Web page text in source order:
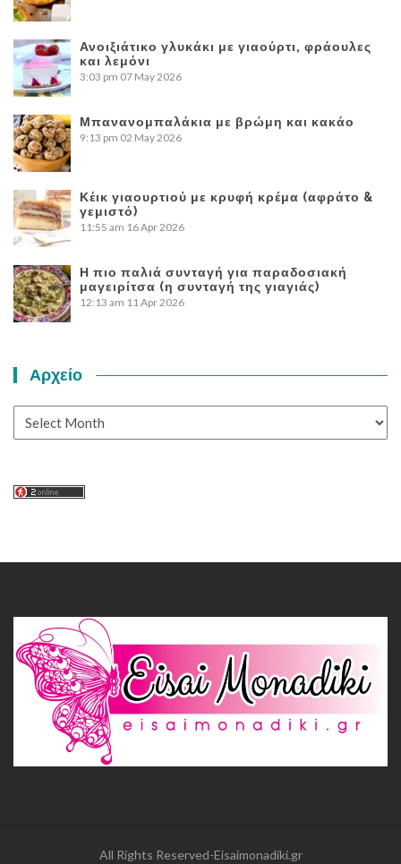
Ανοιξιάτικο γλυκάκι με γιαούρτι, φράουλες
και λεμόνι
3:03 pm 07 May 2026
Μπανανομπαλάκια με βρώμη και κακάο
9:13 pm 02 May 2026
Κέικ γιαουρτιού με κρυφή κρέμα (αφράτο &
γεμιστό)
11:55 am 16 Apr 2026
Η πιο παλιά συνταγή για παραδοσιακή
μαγειρίτσα (η συνταγή της γιαγιάς)
12:13 am 11 Apr 2026
Αρχείο
Αρχείο
All Rights Reserved-Eisaimonadiki.gr